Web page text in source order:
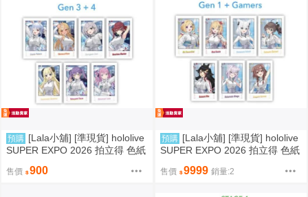
預購 [Lala小舖] [準現貨] hololive
SUPER EXPO 2026 拍立得 色紙
知火芙蕾雅 白銀諾艾爾 寶鐘瑪琳
售價 900
預購 [Lala小舖] [準現貨] hololive
SUPER EXPO 2026 拍立得 色紙
亞綺·羅森塔爾 夏色祭 赤井心 大
售價 9999 銷量:2